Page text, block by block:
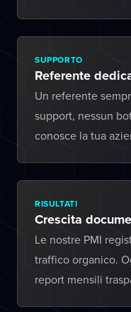
SUPPORTO
Referente
Un referente
support, nessun
conosce la tua
RISULTATI
Crescita
Le nostre PMI
traffico organico.
report mensili